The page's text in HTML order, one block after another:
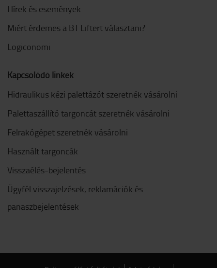
Hírek és események
Miért érdemes a BT Liftert választani?
Logiconomi
Kapcsolódó linkek
Hidraulikus kézi palettázót szeretnék vásárolni
Palettaszállító targoncát szeretnék vásárolni
Felrakógépet szeretnék vásárolni
Használt targoncák
Visszaélés-bejelentés
Ügyfél visszajelzések, reklamációk és
panaszbejelentések